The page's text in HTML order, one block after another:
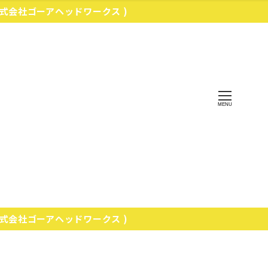
会社ゴーアヘッドワークス )
MENU
会社ゴーアヘッドワークス )